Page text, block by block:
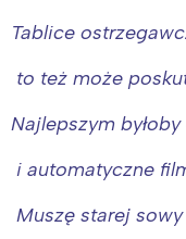
Tablice
to też może
Najlepszym
i automatyczne
Muszę starej